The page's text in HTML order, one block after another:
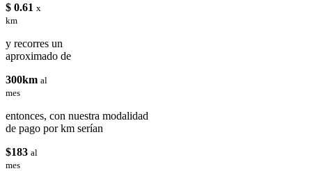
$ 0.61 x
km
y recorres un
aproximado de
300km al
mes
entonces, con nuestra modalidad
de pago por km serían
$183 al
mes